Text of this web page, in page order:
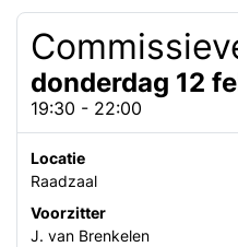
donderdag 12
19:30 - 22:00
Locatie
Raadzaal
Voorzitter
J. van Brenkelen